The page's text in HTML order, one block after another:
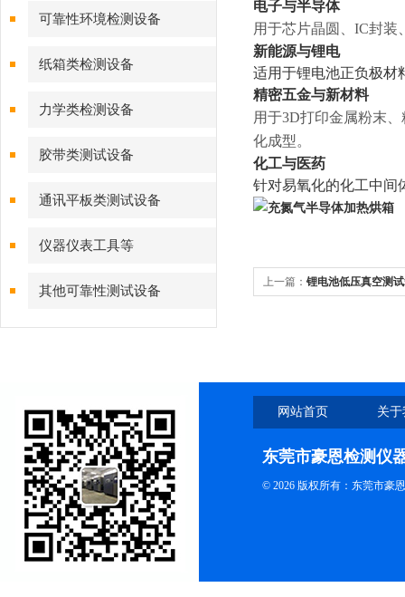
可靠性环境检测设备
纸箱类检测设备
力学类检测设备
胶带类测试设备
通讯平板类测试设备
仪器仪表工具等
其他可靠性测试设备
电子与半导体
用于芯片晶圆、IC封装
新能源与锂电
适用于锂电池正负极材
精密五金与新材料
用于3D打印金属粉末
化成型。
化工与医药
针对易氧化的化工中间
上一篇： 锂电池低压真空测
网站首页 关
东莞市豪恩检测仪
© 2026 版权所有：东莞市豪